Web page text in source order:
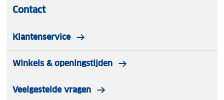
Contact
Klantenservice
Winkels & openingstijden
Veelgestelde vragen